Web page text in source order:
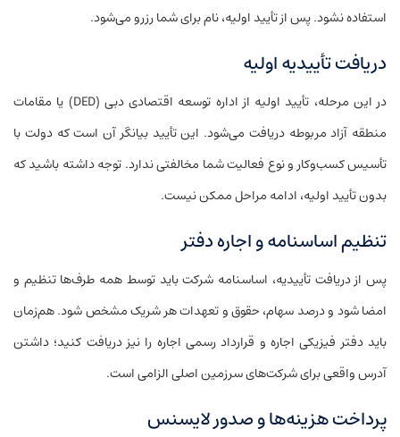
استفاده نشود. پس از تأیید اولیه، نام برای شما رزرو می‌شود.
دریافت تأییدیه اولیه
در این مرحله، تأیید اولیه از اداره توسعه اقتصادی دبی (DED) یا مقامات
منطقه آزاد مربوطه دریافت می‌شود. این تأیید بیانگر آن است که دولت با
تأسیس کسب‌وکار و نوع فعالیت شما مخالفتی ندارد. توجه داشته باشید که
بدون تأیید اولیه، ادامه مراحل ممکن نیست.
تنظیم اساسنامه و اجاره دفتر
پس از دریافت تأییدیه، اساسنامه شرکت باید توسط همه طرف‌ها تنظیم و
امضا شود و درصد سهام، حقوق و تعهدات هر شریک مشخص شود. هم‌زمان
باید دفتر فیزیکی اجاره و قرارداد رسمی اجاره را نیز دریافت کنید؛ داشتن
آدرس واقعی برای شرکت‌های سرزمین اصلی الزامی است.
پرداخت هزینه‌ها و صدور لایسنس